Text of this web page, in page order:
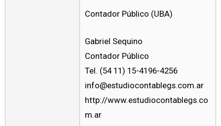
Contador Público (UBA)
Gabriel Sequino
Contador Público
Tel. (54 11) 15-4196-4256
info@estudiocontablegs.com.ar
http://www.estudiocontablegs.co
m.ar